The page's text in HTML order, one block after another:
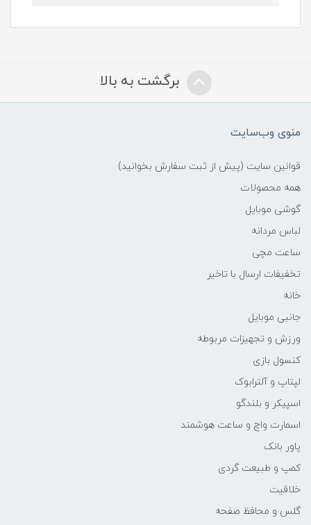
برگشت به بالا
منوی وب‌سایت
قوانین سایت (پیش از ثبت سفارش بخوانید)
همه محصولات
گوشی موبایل
لباس مردانه
ساعت مچی
تخفیفات ارسال با تاخیر
خانه
جانبی موبایل
ورزش و تجهیزات مربوطه
کنسول بازی
لپتاپ و آلترابوک
اسپیکر و بلندگو
اسمارت واچ و ساعت هوشمند
پاور بانک
کمپ و طبیعت گردی
خلاقیت
گلس و محافظ صفحه